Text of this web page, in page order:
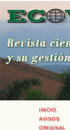
INICIO
AVISOS
ORIGINAL